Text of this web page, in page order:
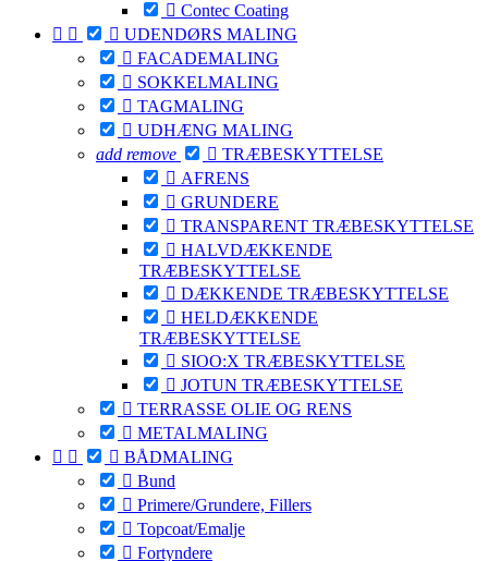
 Contec Coating
   UDENDØRS MALING
 FACADEMALING
 SOKKELMALING
 TAGMALING
 UDHÆNG MALING
add remove  TRÆBESKYTTELSE
 AFRENS
 GRUNDERE
 TRANSPARENT TRÆBESKYTTELSE
 HALVDÆKKENDE
TRÆBESKYTTELSE
 DÆKKENDE TRÆBESKYTTELSE
 HELDÆKKENDE
TRÆBESKYTTELSE
 SIOO:X TRÆBESKYTTELSE
 JOTUN TRÆBESKYTTELSE
 TERRASSE OLIE OG RENS
 METALMALING
   BÅDMALING
 Bund
 Primere/Grundere, Fillers
 Topcoat/Emalje
 Fortyndere